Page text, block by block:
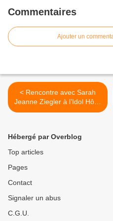
Commentaires
Ajouter un
< Rencontre avec Sarah
Jeanne Ziegler à l’Idol Hôtel
à l’occasion de la récente
Hébergé par Overblog
Top articles
Pages
Contact
Signaler un abus
C.G.U.